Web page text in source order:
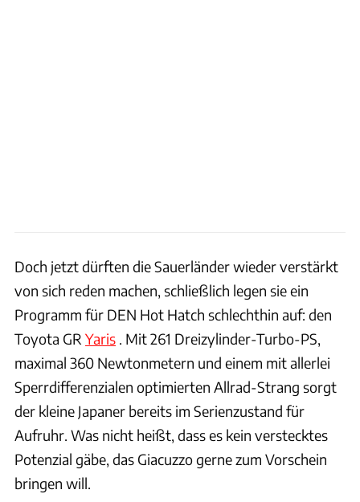
Doch jetzt dürften die Sauerländer wieder verstärkt
von sich reden machen, schließlich legen sie ein
Programm für DEN Hot Hatch schlechthin auf: den
Toyota GR Yaris . Mit 261 Dreizylinder-Turbo-PS,
maximal 360 Newtonmetern und einem mit allerlei
Sperrdifferenzialen optimierten Allrad-Strang sorgt
der kleine Japaner bereits im Serienzustand für
Aufruhr. Was nicht heißt, dass es kein verstecktes
Potenzial gäbe, das Giacuzzo gerne zum Vorschein
bringen will.